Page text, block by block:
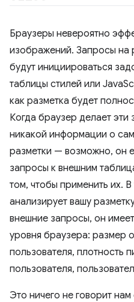
Браузеры невероятно
изображений. Запросы на
будут инициироваться
таблицы стилей или
как разметка будет
Когда браузер делает
никакой информации о
разметки — возможно, он
запросы к внешним
том, чтобы применить их.
анализирует вашу
внешние запросы, он
уровня браузера: размер
пользователя, плотность
пользователя,
Это ничего не говорит